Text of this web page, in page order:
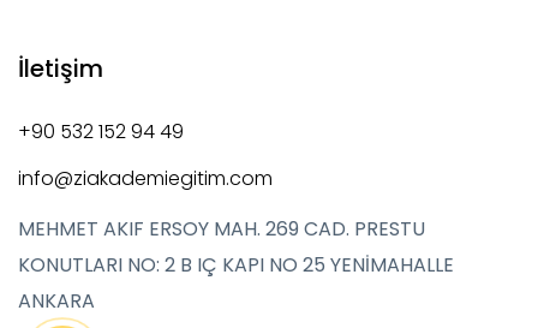
İletişim
+90 532 152 94 49
info@ziakademiegitim.com
MEHMET AKIF ERSOY MAH. 269 CAD. PRESTU
KONUTLARI NO: 2 B IÇ KAPI NO 25 YENİMAHALLE
ANKARA